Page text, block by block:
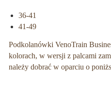
36-41
41-49
Podkolanówki VenoTrain
kolorach, w wersji z palcami
należy dobrać w oparciu o